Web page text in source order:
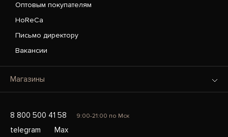
Оптовым покупателям
HoReCa
Письмо директору
Вакансии
Магазины
8 800 500 41 58 9:00-21:00 по Мск
telegram
Max